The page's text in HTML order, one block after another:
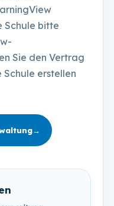
Schule bitte
Sie den Vertrag
erstellen
→